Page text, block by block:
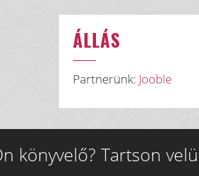
ÁLLÁS
Partnerünk: Jooble
könyvelő? Tartson